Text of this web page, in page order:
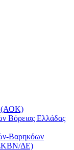
(ΑΟΚ)
Βόρειας Ελλάδας
Βαρηκόων
ΔΕ)